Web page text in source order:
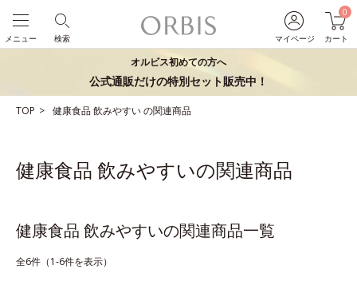
マイページ
0
カート
検索
メニュー
オルビス初めての方へ
公式通販だけの特別セット販売中！
TOP 健康食品飲みやすいの関連商品
健康食品 飲みやすいの関連商品
健康食品 飲みやすいの関連商品一覧
全6件（1-6件を表示）